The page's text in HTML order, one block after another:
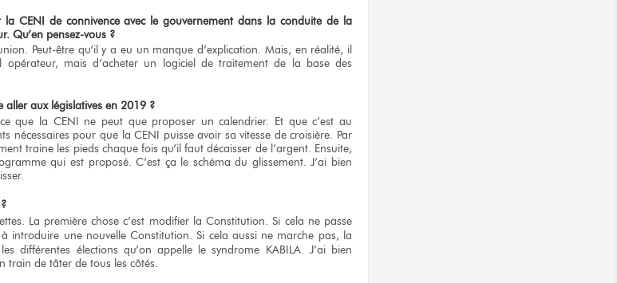
la CENI de connivence avec le gouvernement dans la conduite de la
Qu’en pensez-vous ?
Peut-être qu’il y a eu un manque d’explication. Mais, en réalité, il
opérateur, mais d’acheter un logiciel de traitement de la base des
aller aux législatives en 2019 ?
que la CENI ne peut que proposer un calendrier. Et que c’est au
nécessaires pour que la CENI puisse avoir sa vitesse de croisière. Par
traine les pieds chaque fois qu’il faut décaisser de l’argent. Ensuite,
qui est proposé. C’est ça le schéma du glissement. J’ai bien
La première chose c’est modifier la Constitution. Si cela ne passe
introduire une nouvelle Constitution. Si cela aussi ne marche pas, la
différentes élections qu’on appelle le syndrome KABILA. J’ai bien
train de tâter de tous les côtés.